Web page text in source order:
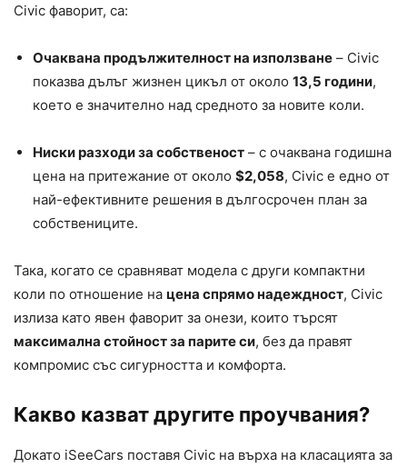
Civic фаворит, са:
Очаквана продължителност на използване – Civic
показва дълъг жизнен цикъл от около 13,5 години,
което е значително над средното за новите коли.
Ниски разходи за собственост – с очаквана годишна
цена на притежание от около $2,058, Civic е едно от
най-ефективните решения в дългосрочен план за
собствениците.
Така, когато се сравняват модела с други компактни
коли по отношение на цена спрямо надеждност, Civic
излиза като явен фаворит за онези, които търсят
максимална стойност за парите си, без да правят
компромис със сигурността и комфорта.
Какво казват другите проучвания?
Докато iSeeCars поставя Civic на върха на класацията за